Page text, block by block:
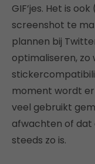
GIF’jes. Het is
screenshot te
plannen bij
optimaliseren,
moment wordt
veel gebruikt
afwachten of dat
steeds zo is.